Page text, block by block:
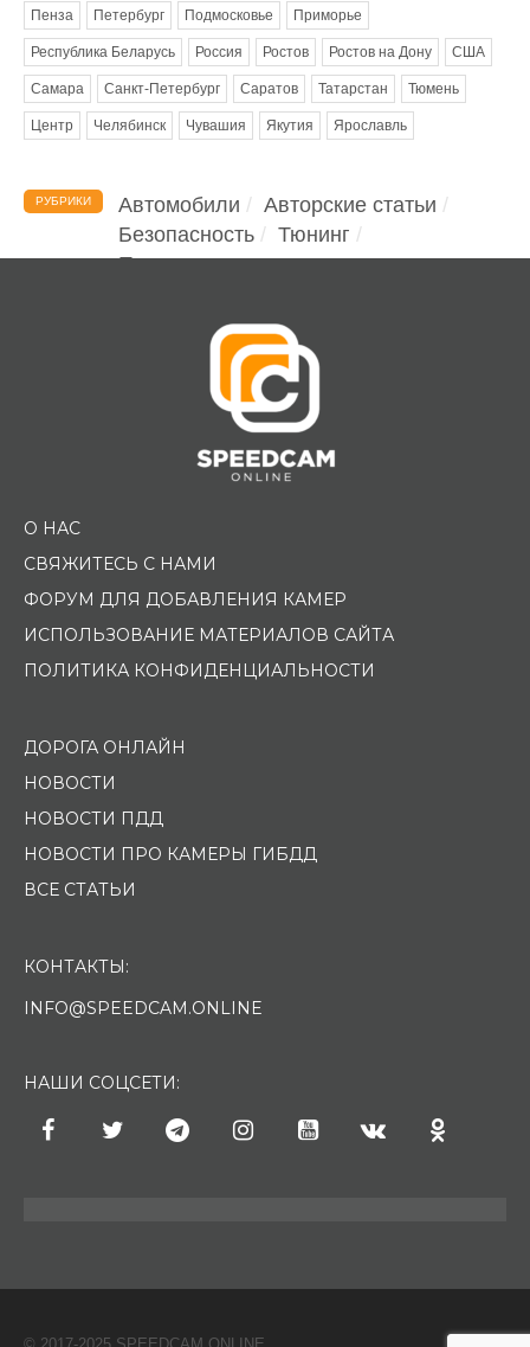
Пенза Петербург Подмосковье Приморье
Республика Беларусь Россия Ростов Ростов на Дону США
Самара Санкт-Петербург Саратов Татарстан Тюмень
Центр Челябинск Чувашия Якутия Ярославль
РУБРИКИ Автомобили
Авторские статьи
Безопасность
Тюнинг
Помощь водителю
О НАС
СВЯЖИТЕСЬ С НАМИ
ФОРУМ ДЛЯ ДОБАВЛЕНИЯ КАМЕР
ИСПОЛЬЗОВАНИЕ МАТЕРИАЛОВ САЙТА
ПОЛИТИКА КОНФИДЕНЦИАЛЬНОСТИ
ДОРОГА ОНЛАЙН
НОВОСТИ
НОВОСТИ ПДД
НОВОСТИ ПРО КАМЕРЫ ГИБДД
ВСЕ СТАТЬИ
КОНТАКТЫ:
INFO@SPEEDCAM.ONLINE
НАШИ СОЦСЕТИ: